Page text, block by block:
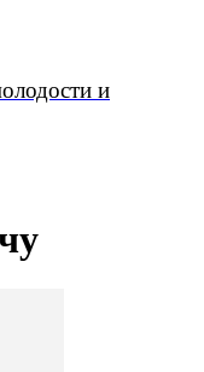
и